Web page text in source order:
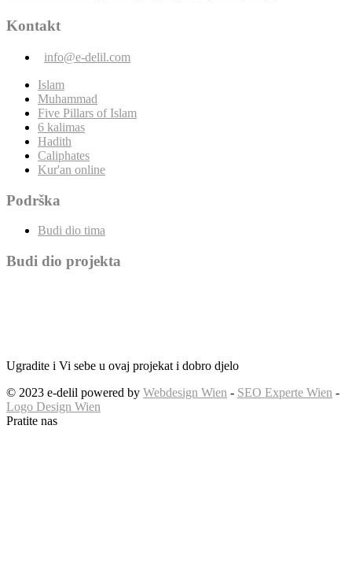
Kontakt
info@e-delil.com
Islam
Muhammad
Five Pillars of Islam
6 kalimas
Hadith
Caliphates
Kur'an online
Podrška
Budi dio tima
Budi dio projekta
Ugradite i Vi sebe u ovaj projekat i dobro djelo
© 2023 e-delil powered by Webdesign Wien - SEO Experte Wien -
Logo Design Wien
Pratite nas